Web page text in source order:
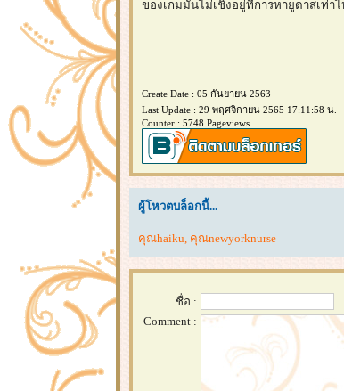
ของเกมมันไม่เชิงอยู่ที่การหายูดาสเท่าไ
Create Date : 05 กันยายน 2563
Last Update : 29 พฤศจิกายน 2565 17:11:58 น.
Counter : 5748 Pageviews.
ผู้โหวตบล็อกนี้...
คุณhaiku, คุณnewyorknurse
ชื่อ :
Comment :